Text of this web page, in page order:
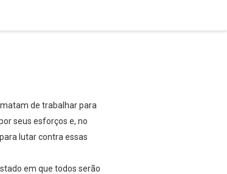
de trabalhar para
seus esforços e, no
lutar contra essas
em que todos serão